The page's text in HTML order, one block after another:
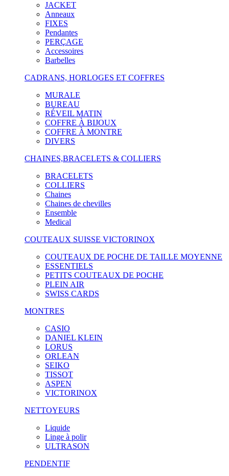
JACKET
Anneaux
FIXES
Pendantes
PERÇAGE
Accessoires
Barbelles
CADRANS, HORLOGES ET COFFRES
MURALE
BUREAU
RÉVEIL MATIN
COFFRE À BIJOUX
COFFRE À MONTRE
DIVERS
CHAINES,BRACELETS & COLLIERS
BRACELETS
COLLIERS
Chaines
Chaines de chevilles
Ensemble
Medical
COUTEAUX SUISSE VICTORINOX
COUTEAUX DE POCHE DE TAILLE MOYENNE
ESSENTIELS
PETITS COUTEAUX DE POCHE
PLEIN AIR
SWISS CARDS
MONTRES
CASIO
DANIEL KLEIN
LORUS
ORLEAN
SEIKO
TISSOT
ASPEN
VICTORINOX
NETTOYEURS
Liquide
Linge à polir
ULTRASON
PENDENTIF